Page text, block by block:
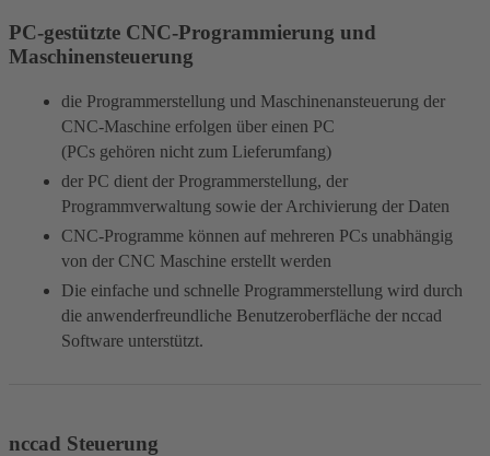
PC-gestützte CNC-Programmierung und
Maschinensteuerung
die Programmerstellung und Maschinenansteuerung der
CNC-Maschine erfolgen über einen PC
(PCs gehören nicht zum Lieferumfang)
der PC dient der Programmerstellung, der
Programmverwaltung sowie der Archivierung der Daten
CNC-Programme können auf mehreren PCs unabhängig
von der CNC Maschine erstellt werden
Die einfache und schnelle Programmerstellung wird durch
die anwenderfreundliche Benutzeroberfläche der nccad
Software unterstützt.
nccad Steuerung